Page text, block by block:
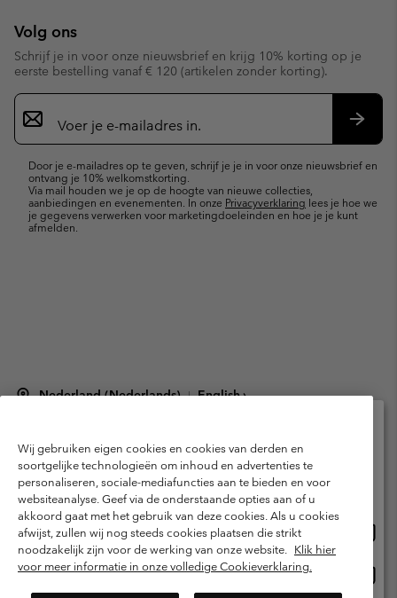
Volg ons
Schrijf je in voor onze nieuwsbrief en krijg 10% korting op je
eerste bestelling vanaf € 120 (artikelen zonder korting).
Aanmelden
voor
e-
Door je e-mailadres op te geven, schrijf je je in voor onze nieuwsbrief en
ontvang je 10% welkomstkorting.
Via mail houden we je op de hoogte van nieuwe collecties,
aanbiedingen en evenementen. In onze Privacyverklaring lees je hoe we
je gegevens verwerken voor marketingdoeleinden en hoe je je kunt
afmelden.
Nederland (Nederlands) | English ›
Gebruiksvoorwaarden
Verkoopvoorwaarden
Garantie
Privacybeleid
Gebruiksvoorwaarden voor lidmaatschap
Voorwaarden voor door gebruikers gegenereerde inhoud
Impressum
Cookies
Public CBCR
Helpcentrum: Maan-Vrij. 9:00 - 13:00 & 14:00 - 18:00
Wij gebruiken eigen cookies en cookies van derden en
soortgelijke technologieën om inhoud en advertenties te
personaliseren, sociale-mediafuncties aan te bieden en voor
websiteanalyse. Geef via de onderstaande opties aan of u
akkoord gaat met het gebruik van deze cookies. Als u cookies
afwijst, zullen wij nog steeds cookies plaatsen die strikt
noodzakelijk zijn voor de werking van onze website. Klik hier
voor meer informatie in onze volledige Cookieverklaring.
Selecteer je verzendlocatie en taal
Online shoppen beschikbaar
United States
Netherlands-English